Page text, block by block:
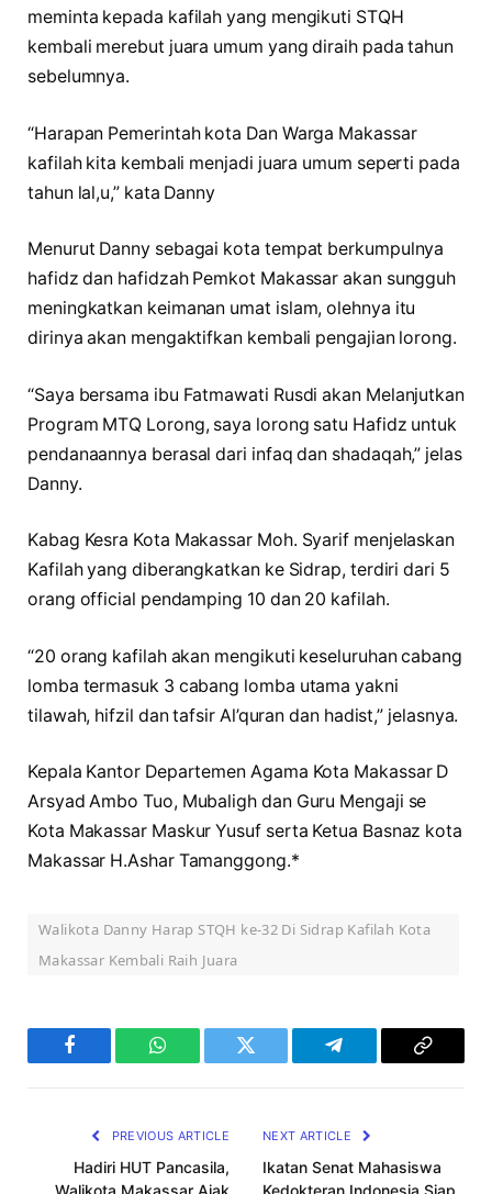
meminta kepada kafilah yang mengikuti STQH
kembali merebut juara umum yang diraih pada tahun
sebelumnya.
“Harapan Pemerintah kota Dan Warga Makassar
kafilah kita kembali menjadi juara umum seperti pada
tahun lal,u,” kata Danny
Menurut Danny sebagai kota tempat berkumpulnya
hafidz dan hafidzah Pemkot Makassar akan sungguh
meningkatkan keimanan umat islam, olehnya itu
dirinya akan mengaktifkan kembali pengajian lorong.
“Saya bersama ibu Fatmawati Rusdi akan Melanjutkan
Program MTQ Lorong, saya lorong satu Hafidz untuk
pendanaannya berasal dari infaq dan shadaqah,” jelas
Danny.
Kabag Kesra Kota Makassar Moh. Syarif menjelaskan
Kafilah yang diberangkatkan ke Sidrap, terdiri dari 5
orang official pendamping 10 dan 20 kafilah.
“20 orang kafilah akan mengikuti keseluruhan cabang
lomba termasuk 3 cabang lomba utama yakni
tilawah, hifzil dan tafsir Al’quran dan hadist,” jelasnya.
Kepala Kantor Departemen Agama Kota Makassar D
Arsyad Ambo Tuo, Mubaligh dan Guru Mengaji se
Kota Makassar Maskur Yusuf serta Ketua Basnaz kota
Makassar H.Ashar Tamanggong.*
Walikota Danny Harap STQH ke-32 Di Sidrap Kafilah Kota
Makassar Kembali Raih Juara
Facebook WhatsAppTwitter Telegram
Copy
PREVIOUS ARTICLE
Hadiri HUT Pancasila,
NEXT ARTICLE
Ikatan Senat Mahasiswa